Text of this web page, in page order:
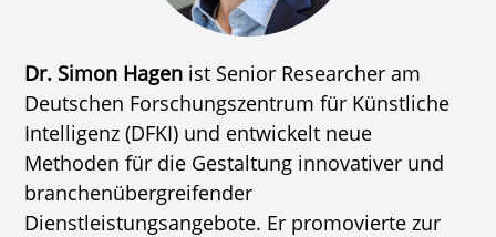
Dr. Simon Hagen ist Senior Researcher am
Deutschen Forschungszentrum für Künstliche
Intelligenz (DFKI) und entwickelt neue
Methoden für die Gestaltung innovativer und
branchenübergreifender
Dienstleistungsangebote. Er promovierte zur